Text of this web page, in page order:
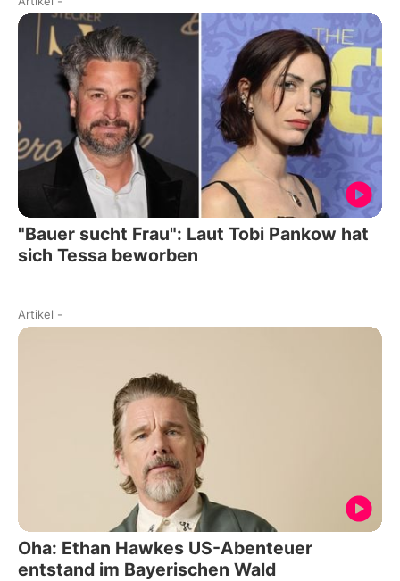
"Bauer sucht Frau": Laut Tobi Pankow hat
sich Tessa beworben
Artikel -
Oha: Ethan Hawkes US-Abenteuer
entstand im Bayerischen Wald